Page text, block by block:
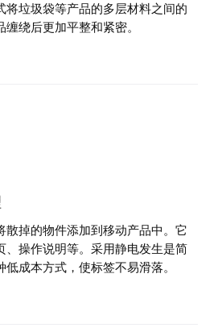
将垃圾袋等产品的多层材料之间的
绕后更加平整和紧密。
散掉的物件添加到移动产品中。它
、操作说明等。采用静电发生是简
成本方式，使标签不易滑落。